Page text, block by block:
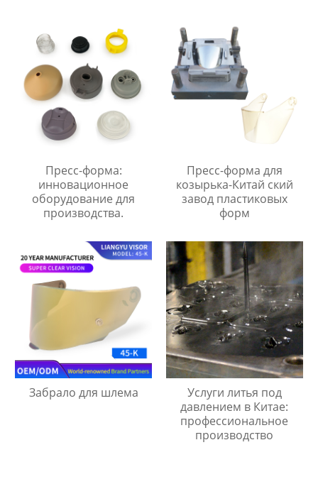
Пресс-форма:
инновационное
оборудование для
производства.
Пресс-форма для
козырька-Китай ский
завод пластиковых
форм
Забрало для шлема
Услуги литья под
давлением в Китае:
профессиональное
производство